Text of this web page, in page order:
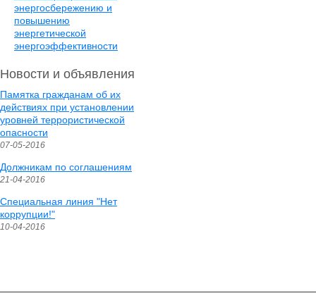
энергосбережению и
повышению
энергетической
энергоэффективности
Новости и объявления
Памятка гражданам об их
действиях при установлении
уровней террористической
опасности
07-05-2016
Должникам по соглашениям
21-04-2016
Специальная линия "Нет
коррупции!"
10-04-2016